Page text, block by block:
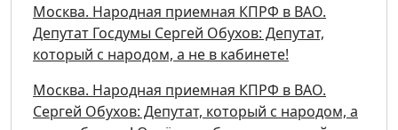
Москва. Народная приемная КПРФ в ВАО.
Депутат Госдумы Сергей Обухов: Депутат,
который с народом, а не в кабинете!
Москва. Народная приемная КПРФ в ВАО.
Сергей Обухов: Депутат, который с народом, а